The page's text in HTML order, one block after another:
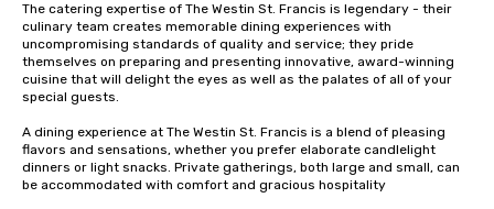
Stress-Free Booking
a tour is stress-free
enjoy the company
more easily. You’ll
of from the moment
booked to the minute
Since the menu is
have nothing to
The catering expertise of The Westin St. Francis is legendary - their
culinary team creates memorable dining experiences with
uncompromising standards of quality and service; they pride
themselves on preparing and presenting innovative, award-winning
cuisine that will delight the eyes as well as the palates of all of your
special guests.
A dining experience at The Westin St. Francis is a blend of pleasing
flavors and sensations, whether you prefer elaborate candlelight
dinners or light snacks. Private gatherings, both large and small, can
be accommodated with comfort and gracious hospitality